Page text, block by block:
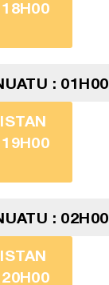
: 01H00
: 02H00